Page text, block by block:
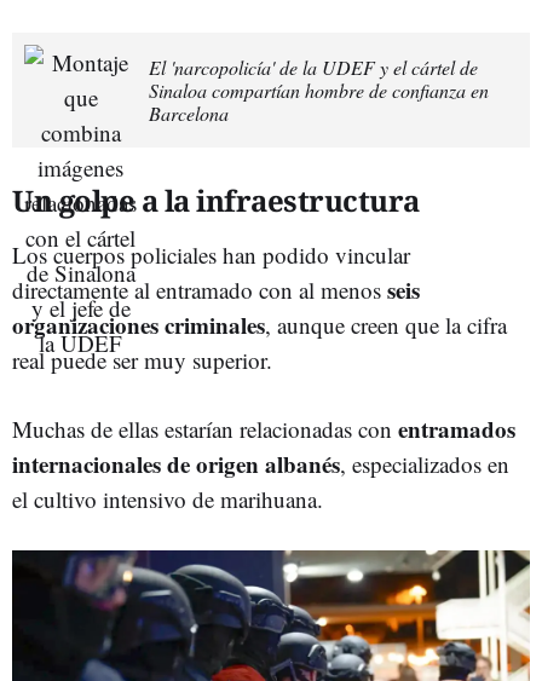
El 'narcopolicía' de la UDEF y el cártel de
Sinaloa compartían hombre de confianza en
Barcelona
Un golpe a la infraestructura
Los cuerpos policiales han podido vincular
directamente al entramado con al menos seis
organizaciones criminales, aunque creen que la cifra
real puede ser muy superior.
Muchas de ellas estarían relacionadas con entramados
internacionales de origen albanés, especializados en
el cultivo intensivo de marihuana.